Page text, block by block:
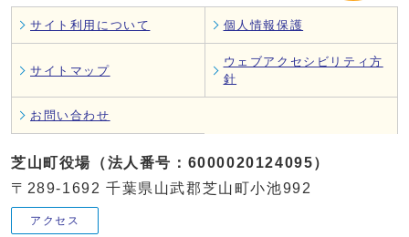
サイト利用について 個人情報保護
サイトマップ
ウェブアクセシビリティ方
針
お問い合わせ
芝山町役場（法人番号：6000020124095）
〒289-1692 千葉県山武郡芝山町小池992
アクセス